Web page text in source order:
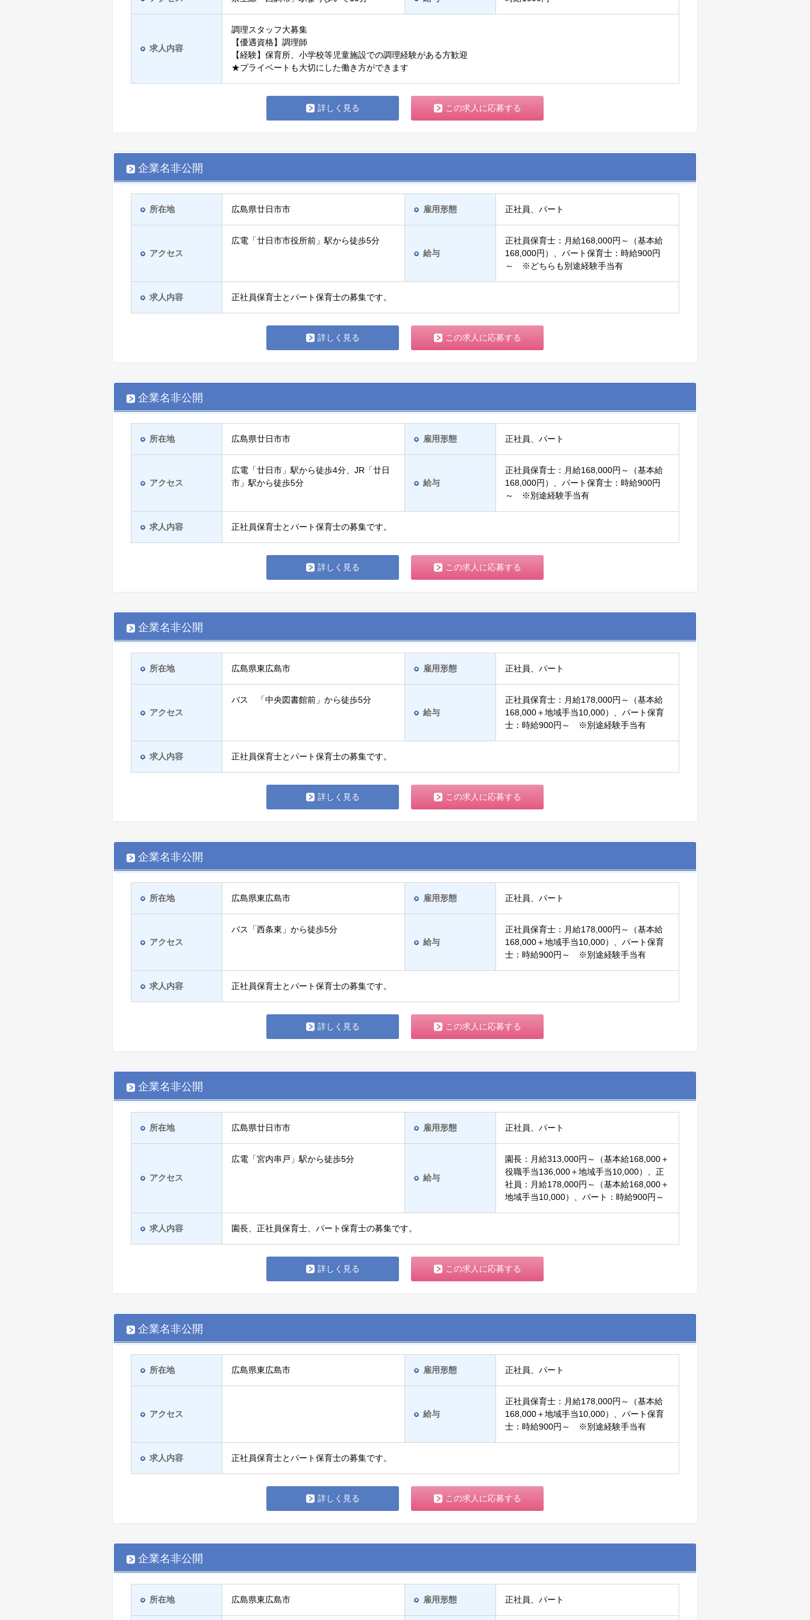
求人内容
調理スタッフ大募集
【優遇資格】調理師
【経験】保育所、小学校等児童施設での調理経験がある方歓迎
★プライベートも大切にした働き方ができます
詳しく見る この求人に応募する
企業名非公開
所在地 広島県廿日市市 雇用形態 正社員、パート
アクセス
広電「廿日市市役所前」駅から徒歩5分
給与
正社員保育士：月給168,000円～（基本給
168,000円）、パート保育士：時給900円
～ ※どちらも別途経験手当有
求人内容 正社員保育士とパート保育士の募集です。
詳しく見る この求人に応募する
企業名非公開
所在地 広島県廿日市市 雇用形態 正社員、パート
アクセス
広電「廿日市」駅から徒歩4分、JR「廿日
市」駅から徒歩5分
給与
正社員保育士：月給168,000円～（基本給
168,000円）、パート保育士：時給900円
～ ※別途経験手当有
求人内容 正社員保育士とパート保育士の募集です。
詳しく見る この求人に応募する
企業名非公開
所在地 広島県東広島市 雇用形態 正社員、パート
アクセス
バス 「中央図書館前」から徒歩5分
給与
正社員保育士：月給178,000円～（基本給
168,000＋地域手当10,000）、パート保育
士：時給900円～ ※別途経験手当有
求人内容 正社員保育士とパート保育士の募集です。
詳しく見る この求人に応募する
企業名非公開
所在地 広島県東広島市 雇用形態 正社員、パート
アクセス
バス「西条東」から徒歩5分
給与
正社員保育士：月給178,000円～（基本給
168,000＋地域手当10,000）、パート保育
士：時給900円～ ※別途経験手当有
求人内容 正社員保育士とパート保育士の募集です。
詳しく見る この求人に応募する
企業名非公開
所在地 広島県廿日市市 雇用形態 正社員、パート
アクセス
広電「宮内串戸」駅から徒歩5分
給与
園長：月給313,000円～（基本給168,000＋
役職手当136,000＋地域手当10,000）、正
社員：月給178,000円～（基本給168,000＋
地域手当10,000）、パート：時給900円～
求人内容 園長、正社員保育士、パート保育士の募集です。
詳しく見る この求人に応募する
企業名非公開
所在地 広島県東広島市 雇用形態 正社員、パート
アクセス 給与
正社員保育士：月給178,000円～（基本給
168,000＋地域手当10,000）、パート保育
士：時給900円～ ※別途経験手当有
求人内容 正社員保育士とパート保育士の募集です。
詳しく見る この求人に応募する
企業名非公開
所在地 広島県東広島市 雇用形態 正社員、パート